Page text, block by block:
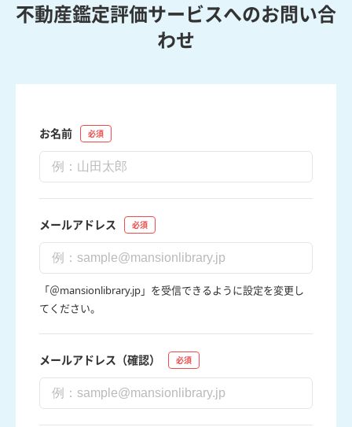
不動産鑑定評価サービスへのお問い合
わせ
お名前
メールアドレス
「＠mansionlibrary.jp」を受信できるように設定を変更し
てください。
メールアドレス（確認）